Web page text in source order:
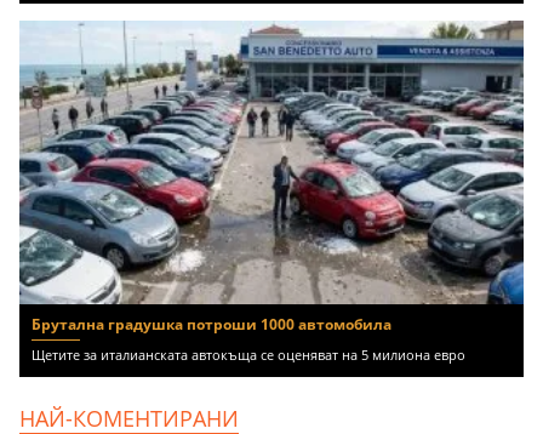
Брутална градушка потроши 1000 автомобила
Щетите за италианската автокъща се оценяват на 5 милиона евро
НАЙ-КОМЕНТИРАНИ